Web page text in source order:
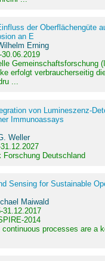
der Oberflächengüte
an E
Erning
Gemeinschaftsforschung
erfolgt verbraucherseitig
...
von Lumineszenz-
Immunoassays
Weller
Forschung Deutschland
Sensing for Sustainable
Maiwald
31.12.2017
2014
continuous processes are a